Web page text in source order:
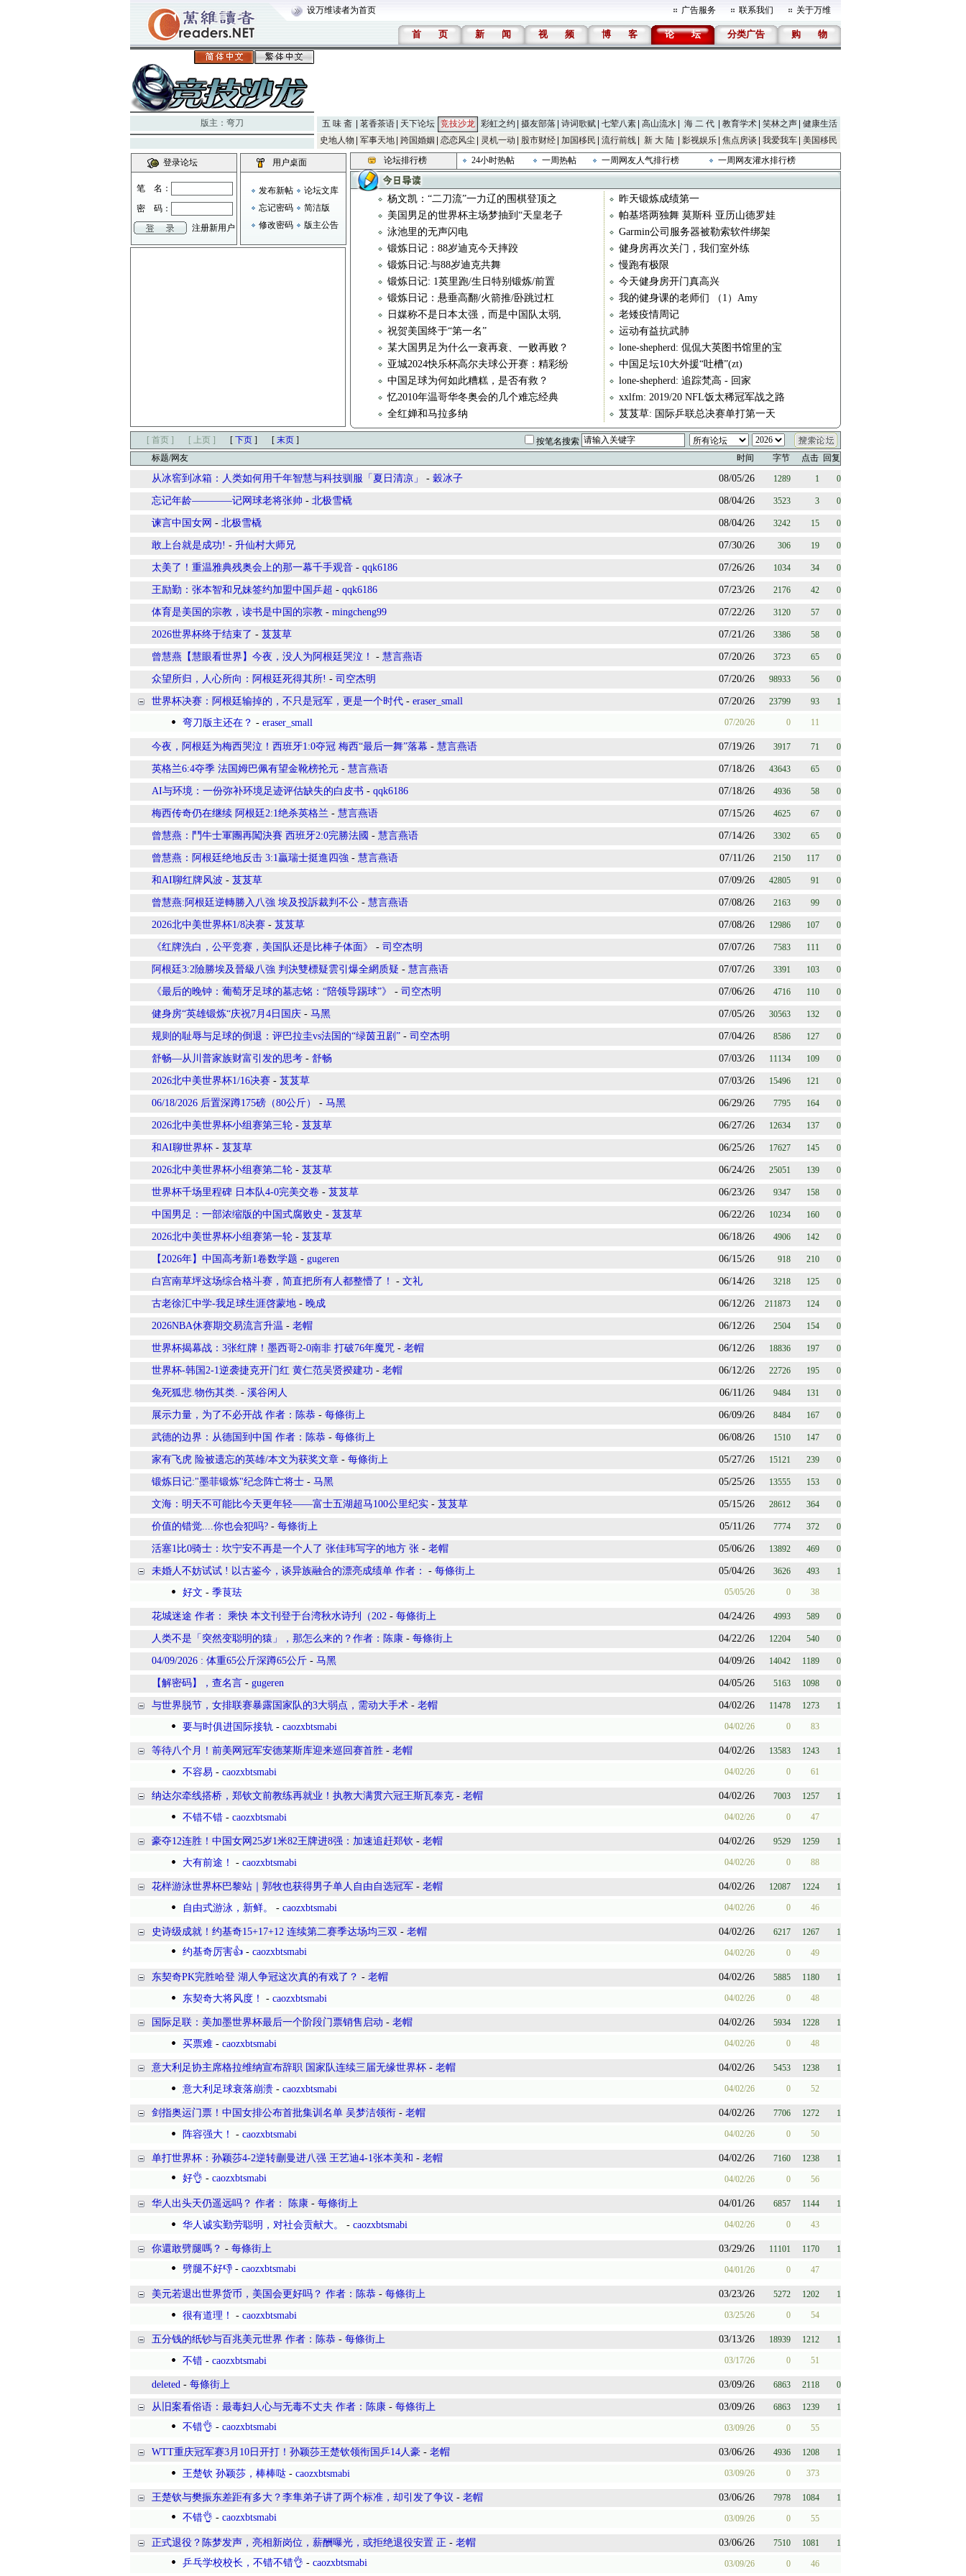
设万维读者为首页 广告服务 联系我们 关于万维
首 页 新 闻 视 频 博 客 论 坛 分类广告 购 物
版主： 弯刀 五 味 斋 茗香茶语 天下论坛 竞技沙龙 彩虹之约 摄友部落 诗词歌赋 七荤八素 高山流水 海 二 代 教育学术 笑林之声 健康生活
史地人物
军事天地 跨国婚姻 恋恋风尘 灵机一动 股市财经 加国移民 流行前线 新 大 陆 影视娱乐 焦点房谈 我爱我车 美国移民
登录论坛
笔 名：
密 码：
注册新用户
用户桌面
发布新帖
论坛文库
忘记密码
简洁版
修改密码
版主公告
论坛排行榜 24小时热帖 一周热帖 一周网友人气排行榜 一周网友灌水排行榜
杨文凯：“二刀流”一力辽的围棋登顶之
昨天锻炼成绩第一
美国男足的世界杯主场梦抽到“天皇老子
帕基塔两独舞 莫斯科 亚历山德罗娃
泳池里的无声闪电
Garmin公司服务器被勒索软件绑架
锻炼日记：88岁迪克今天摔跤
健身房再次关门，我们室外练
锻炼日记:与88岁迪克共舞
慢跑有极限
锻炼日记: 1英里跑/生日特别锻炼/前置
今天健身房开门真高兴
锻炼日记：悬垂高翻/火箭推/卧跳过杠
我的健身课的老师们 （1）Amy
日媒称不是日本太强，而是中国队太弱,
老矮疫情周记
祝贺美国终于“第一名”
运动有益抗武肺
某大国男足为什么一衰再衰、一败再败？
lone-shepherd: 侃侃大英图书馆里的宝
亚城2024快乐杯高尔夫球公开赛：精彩纷
中国足坛10大外援“吐槽”(zt)
中国足球为何如此糟糕，是否有救？
lone-shepherd: 追踪梵高 - 回家
忆2010年温哥华冬奥会的几个难忘经典
xxlfm: 2019/20 NFL饭太稀冠军战之路
全红婵和马拉多纳
芨芨草: 国际乒联总决赛单打第一天
[ 首页 ] [ 上页 ] [ 下页 ] [ 末页 ]
按笔名搜索
标题/网友
时间 字节 点击 回复
从冰窖到冰箱：人类如何用千年智慧与科技驯服「夏日清凉」 - 穀冰子 08/05/26 1289 1 0
忘记年龄————记网球老将张帅 - 北极雪橇 08/04/26 3523 3 0
谏言中国女网 - 北极雪橇 08/04/26 3242 15 0
敢上台就是成功! - 升仙村大师兄 07/30/26 306 19 0
太美了！重温雅典残奥会上的那一幕千手观音 - qqk6186 07/26/26 1034 34 0
王励勤：张本智和兄妹签约加盟中国乒超 - qqk6186 07/23/26 2176 42 0
体育是美国的宗教，读书是中国的宗教 - mingcheng99 07/22/26 3120 57 0
2026世界杯终于结束了 - 芨芨草 07/21/26 3386 58 0
曾慧燕【慧眼看世界】今夜，没人为阿根廷哭泣！ - 慧言燕语 07/20/26 3723 65 0
众望所归，人心所向：阿根廷死得其所! - 司空杰明 07/20/26 98933 56 0
世界杯决赛：阿根廷输掉的，不只是冠军，更是一个时代 - eraser_small 07/20/26 23799 93 1
弯刀版主还在？ - eraser_small 07/20/26 0 11
今夜，阿根廷为梅西哭泣！西班牙1:0夺冠 梅西“最后一舞”落幕 - 慧言燕语 07/19/26 3917 71 0
英格兰6:4夺季 法国姆巴佩有望金靴榜抡元 - 慧言燕语 07/18/26 43643 65 0
AI与环境：一份弥补环境足迹评估缺失的白皮书 - qqk6186 07/18/26 4936 58 0
梅西传奇仍在继续 阿根廷2:1绝杀英格兰 - 慧言燕语 07/15/26 4625 67 0
曾慧燕：鬥牛士軍團再闖決賽 西班牙2:0完勝法國 - 慧言燕语 07/14/26 3302 65 0
曾慧燕：阿根廷绝地反击 3:1贏瑞士挺進四強 - 慧言燕语 07/11/26 2150 117 0
和AI聊红牌风波 - 芨芨草 07/09/26 42805 91 0
曾慧燕:阿根廷逆轉勝入八強 埃及投訴裁判不公 - 慧言燕语 07/08/26 2163 99 0
2026北中美世界杯1/8决赛 - 芨芨草 07/08/26 12986 107 0
《红牌洗白，公平竞赛，美国队还是比棒子体面》 - 司空杰明 07/07/26 7583 111 0
阿根廷3:2險勝埃及晉級八強 判決雙標疑雲引爆全網质疑 - 慧言燕语 07/07/26 3391 103 0
《最后的晚钟：葡萄牙足球的墓志铭：“陪领导踢球”》 - 司空杰明 07/06/26 4716 110 0
健身房“英雄锻炼“庆祝7月4日国庆 - 马黑 07/05/26 30563 132 0
规则的耻辱与足球的倒退：评巴拉圭vs法国的“绿茵丑剧” - 司空杰明 07/04/26 8586 127 0
舒畅—从川普家族财富引发的思考 - 舒畅 07/03/26 11134 109 0
2026北中美世界杯1/16决赛 - 芨芨草 07/03/26 15496 121 0
06/18/2026 后置深蹲175磅（80公斤） - 马黑 06/29/26 7795 164 0
2026北中美世界杯小组赛第三轮 - 芨芨草 06/27/26 12634 137 0
和AI聊世界杯 - 芨芨草 06/25/26 17627 145 0
2026北中美世界杯小组赛第二轮 - 芨芨草 06/24/26 25051 139 0
世界杯千场里程碑 日本队4-0完美交卷 - 芨芨草 06/23/26 9347 158 0
中国男足：一部浓缩版的中国式腐败史 - 芨芨草 06/22/26 10234 160 0
2026北中美世界杯小组赛第一轮 - 芨芨草 06/18/26 4906 142 0
【2026年】中国高考新1卷数学题 - gugeren 06/15/26 918 210 0
白宫南草坪这场综合格斗赛，简直把所有人都整懵了！ - 文礼 06/14/26 3218 125 0
古老徐汇中学-我足球生涯啓蒙地 - 晚成 06/12/26 211873 124 0
2026NBA休赛期交易流言升温 - 老帽 06/12/26 2504 154 0
世界杯揭幕战：3张红牌！墨西哥2-0南非 打破76年魔咒 - 老帽 06/12/26 18836 197 0
世界杯-韩国2-1逆袭捷克开门红 黄仁范吴贤揆建功 - 老帽 06/12/26 22726 195 0
兔死狐悲.物伤其类. - 溪谷闲人 06/11/26 9484 131 0
展示力量，为了不必开战 作者：陈恭 - 每條街上 06/09/26 8484 167 0
武德的边界：从德国到中国 作者：陈恭 - 每條街上 06/08/26 1510 147 0
家有飞虎 险被遗忘的英雄/本文为获奖文章 - 每條街上 05/27/26 15121 239 0
锻炼日记:"墨菲锻炼"纪念阵亡将士 - 马黑 05/25/26 13555 153 0
文海：明天不可能比今天更年轻——富士五湖超马100公里纪实 - 芨芨草 05/15/26 28612 364 0
价值的错觉....你也会犯吗? - 每條街上 05/11/26 7774 372 0
活塞1比0骑士：坎宁安不再是一个人了 张佳玮写字的地方 张 - 老帽 05/06/26 13892 469 0
未婚人不妨试试 ! 以古鉴今，谈异族融合的漂亮成绩单 作者： - 每條街上 05/04/26 3626 493 1
好文 - 季茛珐 05/05/26 0 38
花城迷途 作者： 乘快 本文刊登于台湾秋水诗刋（202 - 每條街上 04/24/26 4993 589 0
人类不是「突然变聪明的猿」，那怎么来的？作者：陈康 - 每條街上 04/22/26 12204 540 0
04/09/2026 : 体重65公斤深蹲65公斤 - 马黑 04/09/26 14042 1189 0
【解密码】，查名言 - gugeren 04/05/26 5163 1098 0
与世界脱节，女排联赛暴露国家队的3大弱点，需动大手术 - 老帽 04/02/26 11478 1273 1
要与时俱进国际接轨 - caozxbtsmabi 04/02/26 0 83
等待八个月！前美网冠军安德莱斯库迎来巡回赛首胜 - 老帽 04/02/26 13583 1243 1
不容易 - caozxbtsmabi 04/02/26 0 61
纳达尔牵线搭桥，郑钦文前教练再就业！执教大满贯六冠王斯瓦泰克 - 老帽 04/02/26 7003 1257 1
不错不错 - caozxbtsmabi 04/02/26 0 47
豪夺12连胜！中国女网25岁1米82王牌进8强：加速追赶郑钦 - 老帽 04/02/26 9529 1259 1
大有前途！ - caozxbtsmabi 04/02/26 0 88
花样游泳世界杯巴黎站｜郭牧也获得男子单人自由自选冠军 - 老帽 04/02/26 12087 1224 1
自由式游泳，新鲜。 - caozxbtsmabi 04/02/26 0 46
史诗级成就！约基奇15+17+12 连续第二赛季达场均三双 - 老帽 04/02/26 6217 1267 1
约基奇厉害👍 - caozxbtsmabi 04/02/26 0 49
东契奇PK完胜哈登 湖人争冠这次真的有戏了？ - 老帽 04/02/26 5885 1180 1
东契奇大将风度！ - caozxbtsmabi 04/02/26 0 48
国际足联：美加墨世界杯最后一个阶段门票销售启动 - 老帽 04/02/26 5934 1228 1
买票难 - caozxbtsmabi 04/02/26 0 48
意大利足协主席格拉维纳宣布辞职 国家队连续三届无缘世界杯 - 老帽 04/02/26 5453 1238 1
意大利足球衰落崩溃 - caozxbtsmabi 04/02/26 0 52
剑指奥运门票！中国女排公布首批集训名单 吴梦洁领衔 - 老帽 04/02/26 7706 1272 1
阵容强大！ - caozxbtsmabi 04/02/26 0 50
单打世界杯：孙颖莎4-2逆转蒯曼进八强 王艺迪4-1张本美和 - 老帽 04/02/26 7160 1238 1
好👌 - caozxbtsmabi 04/02/26 0 56
华人出头天仍遥远吗？ 作者： 陈康 - 每條街上 04/01/26 6857 1144 1
华人诚实勤劳聪明，对社会贡献大。 - caozxbtsmabi 04/02/26 0 43
你還敢劈腿嗎？ - 每條街上 03/29/26 11101 1170 1
劈腿不好👎 - caozxbtsmabi 04/01/26 0 47
美元若退出世界货币，美国会更好吗？ 作者：陈恭 - 每條街上 03/23/26 5272 1202 1
很有道理！ - caozxbtsmabi 03/25/26 0 54
五分钱的纸钞与百兆美元世界 作者：陈恭 - 每條街上 03/13/26 18939 1212 1
不错 - caozxbtsmabi 03/17/26 0 51
deleted - 每條街上 03/09/26 6863 2118 0
从旧案看俗语：最毒妇人心与无毒不丈夫 作者：陈康 - 每條街上 03/09/26 6863 1239 1
不错👌 - caozxbtsmabi 03/09/26 0 55
WTT重庆冠军赛3月10日开打！孙颖莎王楚钦领衔国乒14人豪 - 老帽 03/06/26 4936 1208 1
王楚钦 孙颖莎，棒棒哒 - caozxbtsmabi 03/09/26 0 373
王楚钦与樊振东差距有多大？李隼弟子讲了两个标准，却引发了争议 - 老帽 03/06/26 7978 1084 1
不错👌 - caozxbtsmabi 03/09/26 0 55
正式退役？陈梦发声，亮相新岗位，薪酬曝光，或拒绝退役安置 正 - 老帽 03/06/26 7510 1081 1
乒乓学校校长，不错不错👌 - caozxbtsmabi 03/09/26 0 46